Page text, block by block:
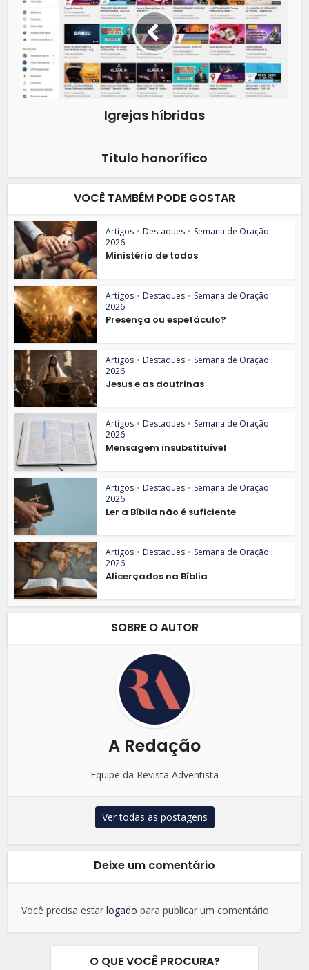
Igrejas híbridas
Título honorífico
VOCÊ TAMBÉM PODE GOSTAR
Artigos • Destaques • Semana de Oração
2026
Ministério de todos
Artigos • Destaques • Semana de Oração
2026
Presença ou espetáculo?
Artigos • Destaques • Semana de Oração
2026
Jesus e as doutrinas
Artigos • Destaques • Semana de Oração
2026
Mensagem insubstituível
Artigos • Destaques • Semana de Oração
2026
Ler a Bíblia não é suficiente
Artigos • Destaques • Semana de Oração
2026
Alicerçados na Bíblia
SOBRE O AUTOR
A Redação
Equipe da Revista Adventista
Ver todas as postagens
Deixe um comentário
Você precisa estarlogado para publicar um comentário.
O QUE VOCÊ PROCURA?